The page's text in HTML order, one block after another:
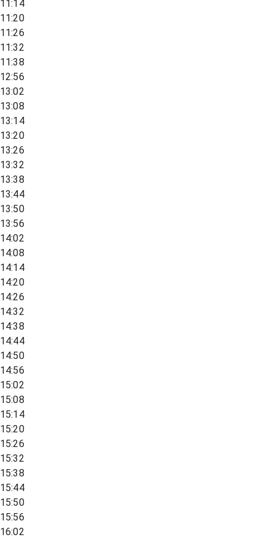
11:14
11:20
11:26
11:32
11:38
12:56
13:02
13:08
13:14
13:20
13:26
13:32
13:38
13:44
13:50
13:56
14:02
14:08
14:14
14:20
14:26
14:32
14:38
14:44
14:50
14:56
15:02
15:08
15:14
15:20
15:26
15:32
15:38
15:44
15:50
15:56
16:02